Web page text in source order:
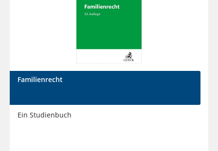
Familienrecht
Ein Studienbuch